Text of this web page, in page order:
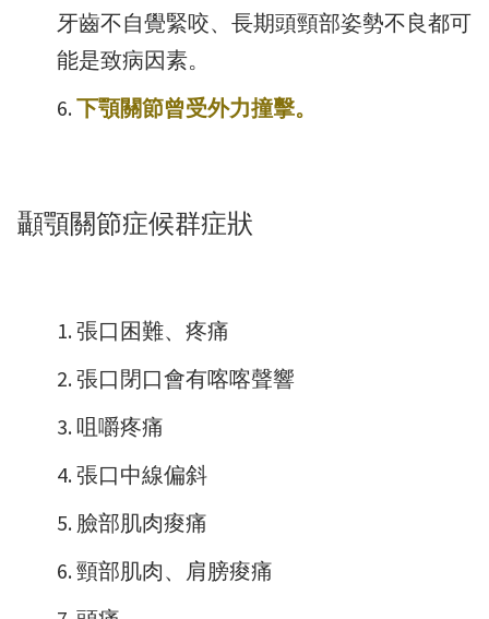
牙齒不自覺緊咬、長期頭頸部姿勢不良都可
能是致病因素。
下顎關節曾受外力撞擊。
顳顎關節症候群症狀
張口困難、疼痛
張口閉口會有喀喀聲響
咀嚼疼痛
張口中線偏斜
臉部肌肉痠痛
頸部肌肉、肩膀痠痛